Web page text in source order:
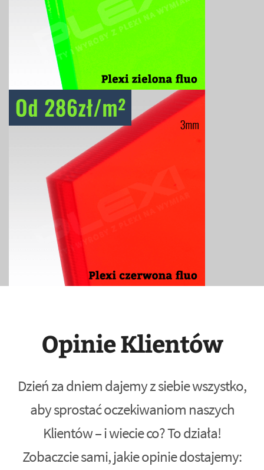
Opinie Klientów
Dzień za dniem dajemy z siebie wszystko,
aby sprostać oczekiwaniom naszych
Klientów – i wiecie co? To działa!
Zobaczcie sami, jakie opinie dostajemy: